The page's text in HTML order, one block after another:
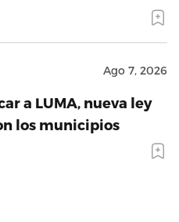
Ago 7, 2026
a LUMA, nueva ley
los municipios